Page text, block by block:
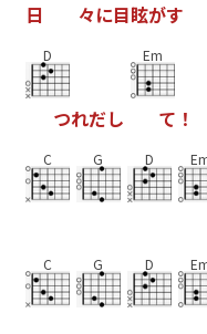
日 々に目眩がす
D
つれだし
Em
て ！
C G D
C G D